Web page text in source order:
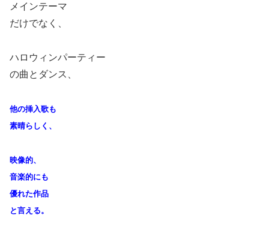
メインテーマ
だけでなく、
ハロウィンパーティー
の曲とダンス、
他の挿入歌も
素晴らしく、
映像的、
音楽的にも
優れた作品
と言える。